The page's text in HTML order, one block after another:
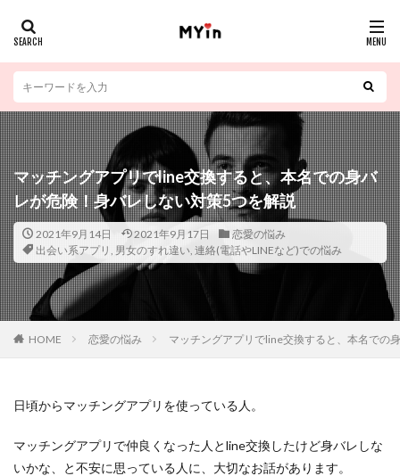
マッチングアプリでline交換すると、本名での身バ
レが危険！身バレしない対策5つを解説
2021年9月14日 2021年9月17日
恋愛の悩み
出会い系アプリ , 男女のすれ違い, 連絡(電話やLINEなど)での悩み
HOME 恋愛の悩み マッチングアプリでline交換すると、本名での
日頃からマッチングアプリを使っている人。
マッチングアプリで仲良くなった人とline交換したけど身バレしな
いかな、と不安に思っている人に、大切なお話があります。